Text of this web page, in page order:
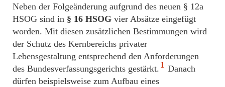
Neben der Folgeänderung aufgrund des neuen § 12a
HSOG sind in § 16 HSOG vier Absätze eingefügt
worden. Mit diesen zusätzlichen Bestimmungen wird
der Schutz des Kernbereichs privater
Lebensgestaltung entsprechend den Anforderungen
des Bundesverfassungsgerichts gestärkt. 1 Danach
dürfen beispielsweise zum Aufbau eines